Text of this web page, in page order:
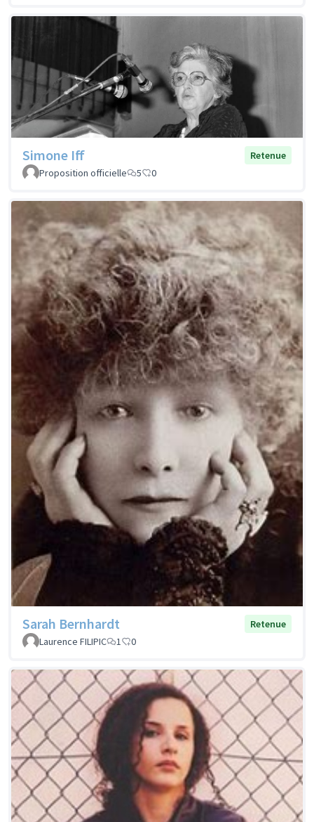
Simone Iff
Retenue
Proposition officielle
5 0
Sarah Bernhardt
Retenue
Laurence FILIPIC
1 0